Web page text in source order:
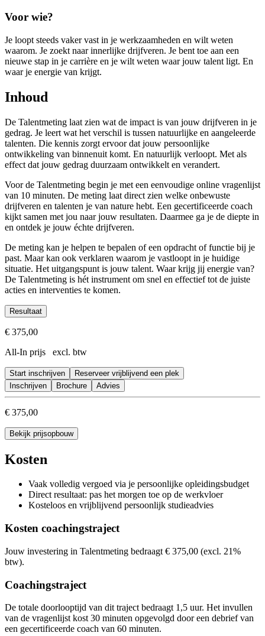
Voor wie?
Je loopt steeds vaker vast in je werkzaamheden en wilt weten
waarom. Je zoekt naar innerlijke drijfveren. Je bent toe aan een
nieuwe stap in je carrière en je wilt weten waar jouw talent ligt. En
waar je energie van krijgt.
Inhoud
De Talentmeting laat zien wat de impact is van jouw drijfveren in je
gedrag. Je leert wat het verschil is tussen natuurlijke en aangeleerde
talenten. Die kennis zorgt ervoor dat jouw persoonlijke
ontwikkeling van binnenuit komt. En natuurlijk verloopt. Met als
effect dat jouw gedrag duurzaam ontwikkelt en verandert.
Voor de Talentmeting begin je met een eenvoudige online vragenlijst
van 10 minuten. De meting laat direct zien welke onbewuste
drijfveren en talenten je van nature hebt. Een gecertificeerde coach
kijkt samen met jou naar jouw resultaten. Daarmee ga je de diepte in
en ontdek je jouw échte drijfveren.
De meting kan je helpen te bepalen of een opdracht of functie bij je
past. Maar kan ook verklaren waarom je vastloopt in je huidige
situatie. Het uitgangspunt is jouw talent. Waar krijg jij energie van?
De Talentmeting is hét instrument om snel en effectief tot de juiste
acties en interventies te komen.
Resultaat
Je ontdekt jouw talenten en drijfveren
Je bent je bewust van welke leiderschapskwaliteiten je in je
Je kunt aan de slag met een concreet competentierapport
€ 375,00
All-In prijs excl. btw
Start inschrijven
Reserveer vrijblijvend een plek
Inschrijven
Brochure Advies
€ 375,00
Bekijk prijsopbouw
Kosten
Vaak volledig vergoed via je persoonlijke opleidingsbudget
Direct resultaat: pas het morgen toe op de werkvloer
Kosteloos en vrijblijvend persoonlijk studieadvies
Kosten coachingstraject
Jouw investering in Talentmeting bedraagt € 375,00 (excl. 21%
btw).
Coachingstraject
De totale doorlooptijd van dit traject bedraagt 1,5 uur. Het invullen
van de vragenlijst kost 30 minuten opgevolgd door een debrief van
een gecertificeerde coach van 60 minuten.